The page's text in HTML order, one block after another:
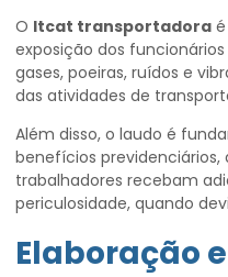
O ltcat transportadora
exposição dos
gases, poeiras, ruídos e
das atividades de
Além disso, o laudo é
benefícios previdenciários,
trabalhadores recebam
periculosidade, quando
Elaboração e